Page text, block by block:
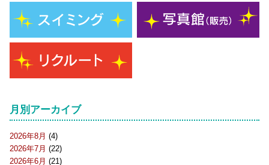
月別アーカイブ
2026年8月 (4)
2026年7月 (22)
2026年6月 (21)